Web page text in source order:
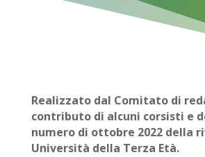
Realizzato dal Comitato di
contributo di alcuni corsisti e
numero di ottobre 2022 della
Università della Terza Età.